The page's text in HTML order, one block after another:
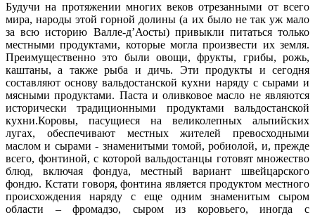
Будучи на протяжении многих веков отрезанными от всего
мира, народы этой горной долины (а их было не так уж мало
за всю историю Валле-д’Аосты) привыкли питаться только
местными продуктами, которые могла произвести их земля.
Преимущественно это были овощи, фрукты, грибы, рожь,
каштаны, а также рыба и дичь. Эти продукты и сегодня
составляют основу вальдостанской кухни наряду с сырами и
мясными продуктами. Паста и оливковое масло не являются
исторически традиционными продуктами вальдостанской
кухни.Коровы, пасущиеся на великолепных альпийских
лугах, обеспечивают местных жителей превосходными
маслом и сырами - знаменитыми томой, робиолой, и, прежде
всего, фонтиной, с которой вальдостанцы готовят множество
блюд, включая фондуа, местный вариант швейцарского
фондю. Кстати говоря, фонтина является продуктом местного
происхождения наряду с еще одним знаменитым сыром
области – фромадзо, сыром из коровьего, иногда с